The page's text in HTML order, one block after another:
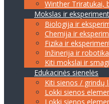
Winther Triratukai,
Mokslas ir
Biologija ir
Chemija ir
Fizika ir
Inžinerija ir robotika
Kiti mokslai ir
Edukacinės sienelės
Kiti sienos / grindų
Lokki sienos
Lokki sienos